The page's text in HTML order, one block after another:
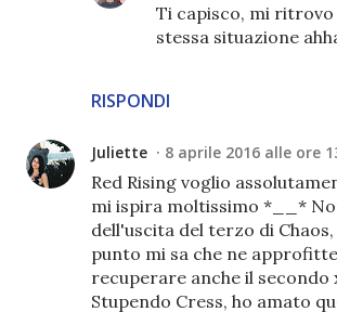
RISPONDI
Ti capisco, mi ritrovo
stessa situazione
Juliette 8 aprile 2016 alle ore
Red Rising voglio
mi ispira moltissimo *__*
dell'uscita del terzo di
punto mi sa che ne
recuperare anche il secondo
Stupendo Cress, ho amato